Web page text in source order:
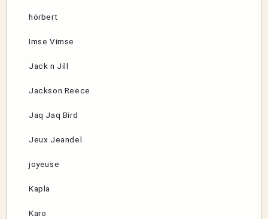
hörbert
Imse Vimse
Jack n Jill
Jackson Reece
Jaq Jaq Bird
Jeux Jeandel
joyeuse
Kapla
Karo